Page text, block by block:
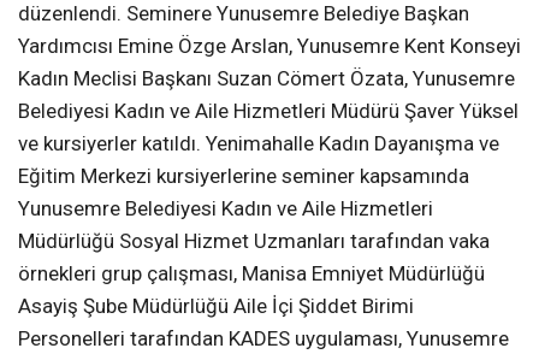
düzenlendi. Seminere Yunusemre Belediye Başkan
Yardımcısı Emine Özge Arslan, Yunusemre Kent Konseyi
Kadın Meclisi Başkanı Suzan Cömert Özata, Yunusemre
Belediyesi Kadın ve Aile Hizmetleri Müdürü Şaver Yüksel
ve kursiyerler katıldı. Yenimahalle Kadın Dayanışma ve
Eğitim Merkezi kursiyerlerine seminer kapsamında
Yunusemre Belediyesi Kadın ve Aile Hizmetleri
Müdürlüğü Sosyal Hizmet Uzmanları tarafından vaka
örnekleri grup çalışması, Manisa Emniyet Müdürlüğü
Asayiş Şube Müdürlüğü Aile İçi Şiddet Birimi
Personelleri tarafından KADES uygulaması, Yunusemre